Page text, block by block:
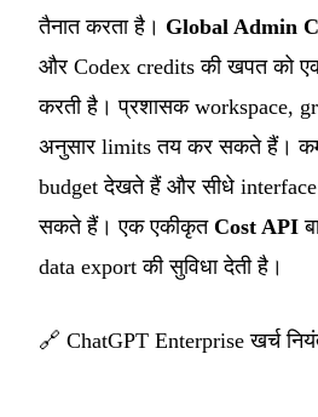
तैनात करता है। Global Admin
और Codex credits की खपत को
करती है। प्रशासक workspace,
अनुसार limits तय कर सकते हैं।
budget देखते हैं और सीधे interface
सकते हैं। एक एकीकृत Cost API
data export की सुविधा देती है।
🔗 ChatGPT Enterprise खर्च